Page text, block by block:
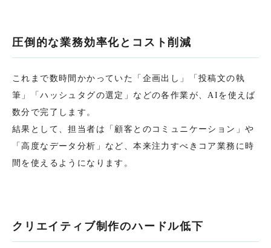
圧倒的な業務効率化とコスト削減
これまで数時間かかっていた「企画出し」「投稿文の執
筆」「ハッシュタグの選定」などの各作業が、AIを使えば
数分で完了します。
結果として、担当者は「顧客とのコミュニケーション」や
「高度なデータ分析」など、本来注力すべきコア業務に時
間を使えるようになります。
クリエイティブ制作のハードル低下